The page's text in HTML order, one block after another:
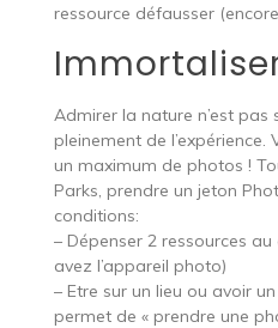
ressource défausser
Admirer la nature n’est
pleinement de
un maximum de photos !
Parks, prendre un jeton
conditions:
– Dépenser 2 ressources
avez l’appareil photo)
– Etre sur un lieu ou avoir
permet de « prendre une